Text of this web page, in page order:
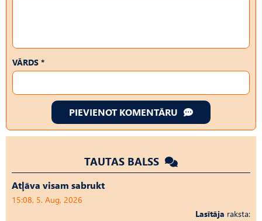
VĀRDS *
PIEVIENOT KOMENTĀRU
TAUTAS BALSS
Atļāva visam sabrukt
15:08, 5. Aug, 2026
Lasītāja raksta: